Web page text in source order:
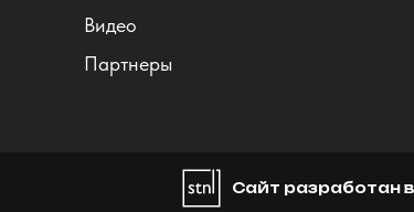
Видео
Партнеры
Сайт разработан в